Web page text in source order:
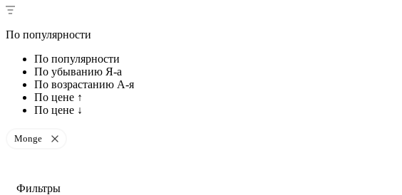
По популярности
По популярности
По убыванию Я-а
По возрастанию А-я
По цене ↑
По цене ↓
Monge
Фильтры